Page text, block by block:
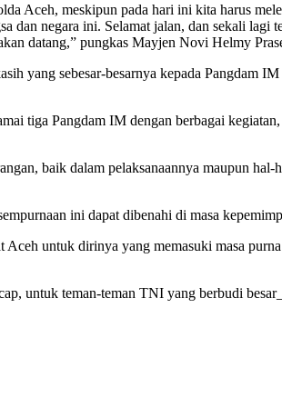
Aceh, meskipun pada hari ini kita harus
negara ini. Selamat jalan, dan sekali lagi
datang,” pungkas Mayjen Novi Helmy
yang sebesar-besarnya kepada Pangdam
tiga Pangdam IM dengan berbagai
baik dalam pelaksanaannya maupun
ini dapat dibenahi di masa
untuk dirinya yang memasuki masa
untuk teman-teman TNI yang berbudi